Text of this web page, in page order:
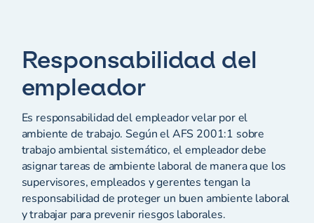
Responsabilidad del
empleador
Es responsabilidad del empleador velar por el
ambiente de trabajo. Según el AFS 2001:1 sobre
trabajo ambiental sistemático, el empleador debe
asignar tareas de ambiente laboral de manera que los
supervisores, empleados y gerentes tengan la
responsabilidad de proteger un buen ambiente laboral
y trabajar para prevenir riesgos laborales.